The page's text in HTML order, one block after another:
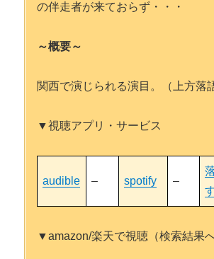
の伴走者が来ておらず・・・
～概要～
関西で演じられる演目。（上方落
▼視聴アプリ・サービス
audible – spotify –
▼amazon/楽天で視聴（検索結果へ